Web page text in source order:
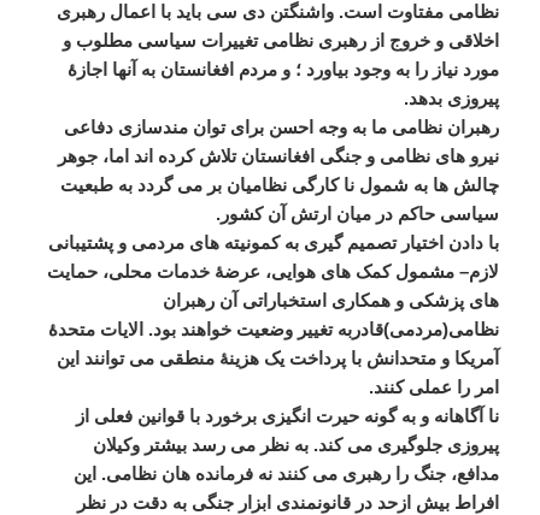
نظامی مفتاوت است.واشنگتن دی سی باید با اعمال رهبری
اخلاقی و خروج از رهبری نظامی تغییرات سیاسی مطلوب و
مورد نیاز را به وجود بیاورد ؛ و مردم افغانستان به آنها اجازۀ
پیروزی بدهد.
رهبران نظامی ما به وجه احسن برای توان مندسازی دفاعی
نیرو های نظامی و جنگی افغانستان تلاش کرده اند اما، جوهر
چالش ها به شمول نا کارگی نظامیان بر می گردد به طبعیت
سیاسی حاکم در میان ارتش آن کشور.
با دادن اختیار تصمیم گیری به کمونیته های مردمی و پشتیبانی
لازم–مشمول کمک های هوایی، عرضۀ خدمات محلی، حمایت
های پزشکی و همکاری استخباراتی آن رهبران
نظامی(مردمی)قادربه تغییر وضعیت خواهند بود. الایات متحدۀ
آمریکا و متحدانش با پرداخت یک هزینۀ منطقی می توانند این
امر را عملی کنند.
نا آگاهانه و به گونه حیرت انگیزی برخورد با قوانین فعلی از
پیروزی جلوگیری می کند.به نظر می رسد بیشتر وکیلان
مدافع، جنگ را رهبری می کنند نه فرمانده هان نظامی. این
افراط بیش ازحد در قانونمندی ابزار جنگی به دقت در نظر